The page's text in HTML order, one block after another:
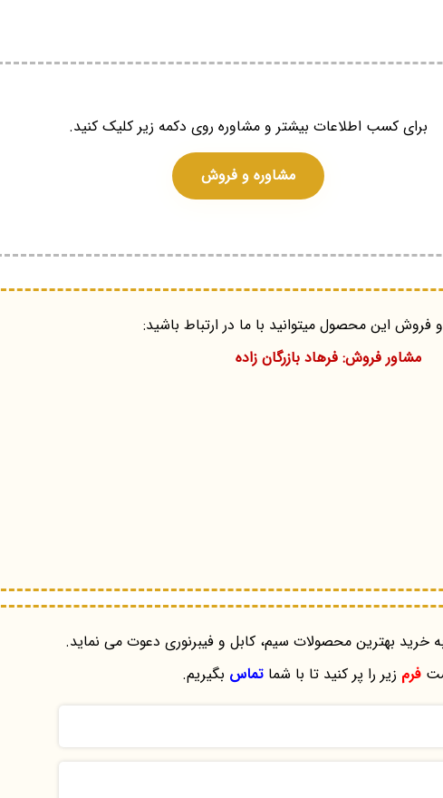
برای کسب اطلاعات بیشتر و مشاوره روی دکمه زیر کلیک کنید.
مشاوره و فروش
این محصول میتوانید با ما در ارتباط باشید:
مشاور فروش: فرهاد بازرگان زاده
خرید بهترین محصولات سیم، کابل و فیبرنوری دعوت می نماید.
فرم زیر را پر کنید تا با شماتماس بگیریم.